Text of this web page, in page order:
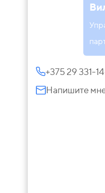
+375 29 331-
Напишите